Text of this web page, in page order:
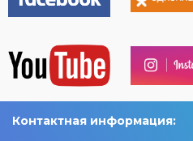
Контактная информация: